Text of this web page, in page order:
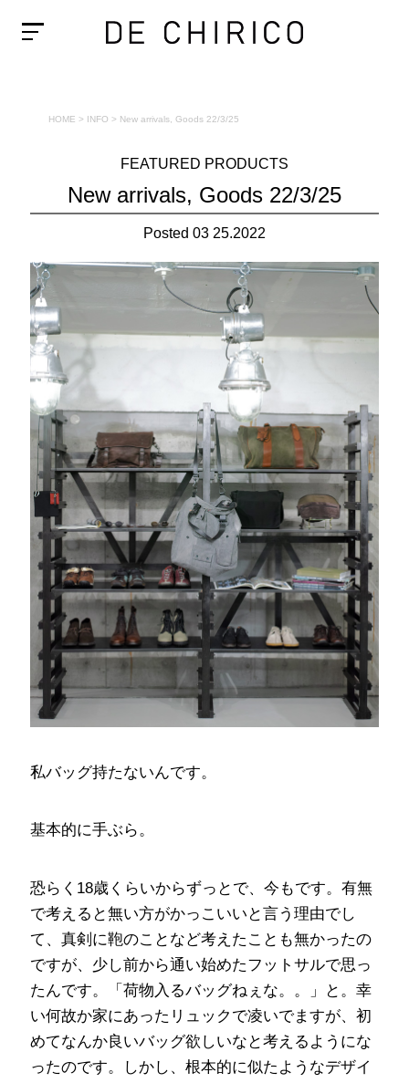
HOME > INFO > New arrivals, Goods 22/3/25
FEATURED PRODUCTS
New arrivals, Goods 22/3/25
Posted 03 25.2022
私バッグ持たないんです。
基本的に手ぶら。
恐らく18歳くらいからずっとで、今もです。有無
で考えると無い方がかっこいいと言う理由でし
て、真剣に鞄のことなど考えたことも無かったの
ですが、少し前から通い始めたフットサルで思っ
たんです。「荷物入るバッグねぇな。。」と。幸
い何故か家にあったリュックで凌いでますが、初
めてなんか良いバッグ欲しいなと考えるようにな
ったのです。しかし、根本的に似たようなデザイ